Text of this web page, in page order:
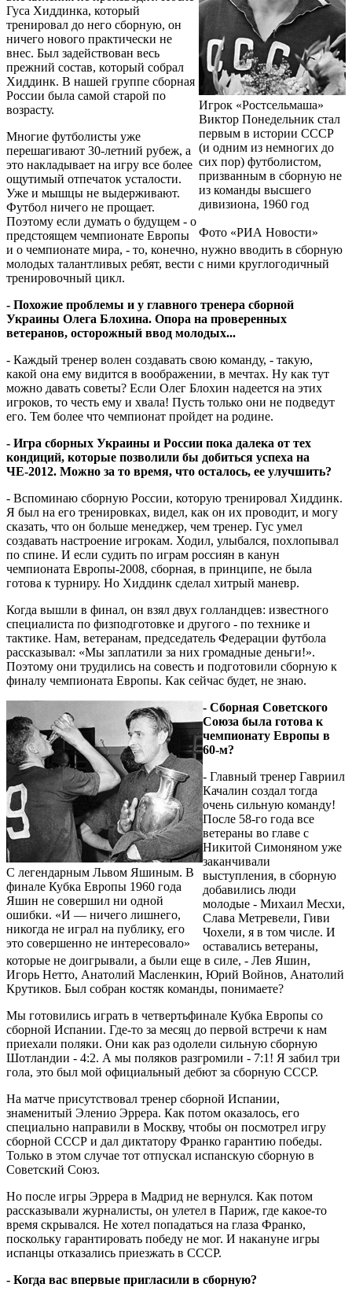
Игрок «Ростсельмаша»
Виктор Понедельник стал
первым в истории СССР
(и одним из немногих до
сих пор) футболистом,
призванным в сборную не
из команды высшего
дивизиона, 1960 год
Фото «РИА Новости»
Гуса Хиддинка, который
тренировал до него сборную, он
ничего нового практически не
внес. Был задействован весь
прежний состав, который собрал
Хиддинк. В нашей группе сборная
России была самой старой по
возрасту.
Многие футболисты уже
перешагивают 30-летний рубеж, а
это накладывает на игру все более
ощутимый отпечаток усталости.
Уже и мышцы не выдерживают.
Футбол ничего не прощает.
Поэтому если думать о будущем - о
предстоящем чемпионате Европы
и о чемпионате мира, - то, конечно, нужно вводить в сборную
молодых талантливых ребят, вести с ними круглогодичный
тренировочный цикл.
- Похожие проблемы и у главного тренера сборной
Украины Олега Блохина. Опора на проверенных
ветеранов, осторожный ввод молодых...
- Каждый тренер волен создавать свою команду, - такую,
какой она ему видится в воображении, в мечтах. Ну как тут
можно давать советы? Если Олег Блохин надеется на этих
игроков, то честь ему и хвала! Пусть только они не подведут
его. Тем более что чемпионат пройдет на родине.
- Игра сборных Украины и России пока далека от тех
кондиций, которые позволили бы добиться успеха на
ЧЕ-2012. Можно за то время, что осталось, ее улучшить?
- Вспоминаю сборную России, которую тренировал Хиддинк.
Я был на его тренировках, видел, как он их проводит, и могу
сказать, что он больше менеджер, чем тренер. Гус умел
создавать настроение игрокам. Ходил, улыбался, похлопывал
по спине. И если судить по играм россиян в канун
чемпионата Европы-2008, сборная, в принципе, не была
готова к турниру. Но Хиддинк сделал хитрый маневр.
Когда вышли в финал, он взял двух голландцев: известного
специалиста по физподготовке и другого - по технике и
тактике. Нам, ветеранам, председатель Федерации футбола
рассказывал: «Мы заплатили за них громадные деньги!».
Поэтому они трудились на совесть и подготовили сборную к
финалу чемпионата Европы. Как сейчас будет, не знаю.
С легендарным Львом Яшиным. В
финале Кубка Европы 1960 года
Яшин не совершил ни одной
ошибки. «И — ничего лишнего,
никогда не играл на публику, его
это совершенно не интересовало»
- Сборная Советского
Союза была готова к
чемпионату Европы в
60-м?
- Главный тренер Гавриил
Качалин создал тогда
очень сильную команду!
После 58-го года все
ветераны во главе с
Никитой Симоняном уже
заканчивали
выступления, в сборную
добавились люди
молодые - Михаил Месхи,
Слава Метревели, Гиви
Чохели, я в том числе. И
оставались ветераны,
которые не доигрывали, а были еще в силе, - Лев Яшин,
Игорь Нетто, Анатолий Масленкин, Юрий Войнов, Анатолий
Крутиков. Был собран костяк команды, понимаете?
Мы готовились играть в четвертьфинале Кубка Европы со
сборной Испании. Где-то за месяц до первой встречи к нам
приехали поляки. Они как раз одолели сильную сборную
Шотландии - 4:2. А мы поляков разгромили - 7:1! Я забил три
гола, это был мой официальный дебют за сборную СССР.
На матче присутствовал тренер сборной Испании,
знаменитый Эленио Эррера. Как потом оказалось, его
специально направили в Москву, чтобы он посмотрел игру
сборной СССР и дал диктатору Франко гарантию победы.
Только в этом случае тот отпускал испанскую сборную в
Советский Союз.
Но после игры Эррера в Мадрид не вернулся. Как потом
рассказывали журналисты, он улетел в Париж, где какое-то
время скрывался. Не хотел попадаться на глаза Франко,
поскольку гарантировать победу не мог. И накануне игры
испанцы отказались приезжать в СССР.
- Когда вас впервые пригласили в сборную?